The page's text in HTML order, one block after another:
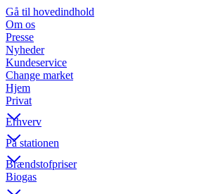
Gå til hovedindhold
Om os
Presse
Nyheder
Kundeservice
Change market
Hjem
Privat
Erhverv
På stationen
Brændstofpriser
Biogas